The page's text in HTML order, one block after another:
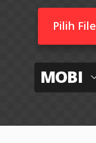
Pilih File
MOBI